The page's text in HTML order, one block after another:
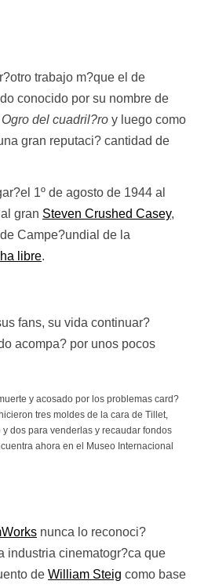
trabajo m?que el de
conocido por su nombre de
Ogro del cuadril?ro y luego como
gran reputaci? cantidad de
1º de agosto de 1944 al
gran Steven Crushed Casey,
Campe?undial de la
libre.
fans, su vida continuar?
acompa? por unos pocos
y acosado por los problemas card?
tres moldes de la cara de Tillet,
dos para venderlas y recaudar fondos
ahora en el Museo Internacional
nunca lo reconoci?
industria cinematogr?ca que
de William Steig como base